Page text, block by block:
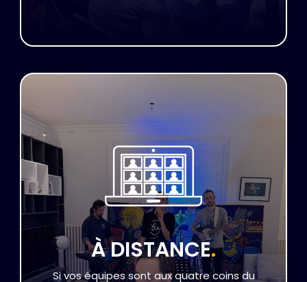
À DISTANCE.
Si vos équipes sont aux quatre coins du